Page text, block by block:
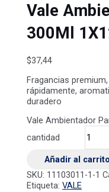
Vale
300Ml
$37,44
Fragancias
rápidamente,
duradero
Vale Ambientador
cantidad
Añadir al carrito
SKU: 11103011-1-1
Etiqueta:VALE